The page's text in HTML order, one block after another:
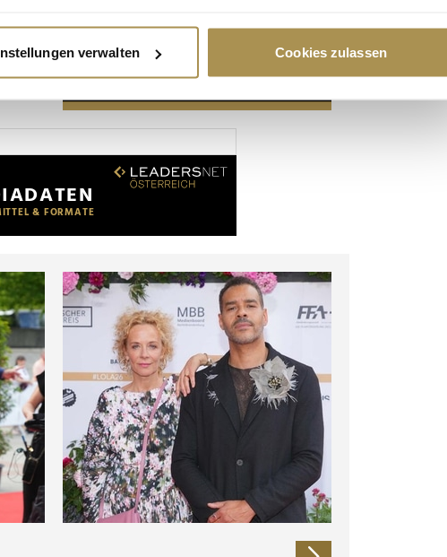
verarbeitet werden, und legen Sie Ihre Präferenzen im
personalisieren, Funktionen für soziale Medien anbieten zu können
und Analysen weiter. Unsere Partner führen diese Informationen
ihnen bereitgestellt haben oder die sie im Rahmen Ihrer Nutzung
verwalten Cookies zulassen